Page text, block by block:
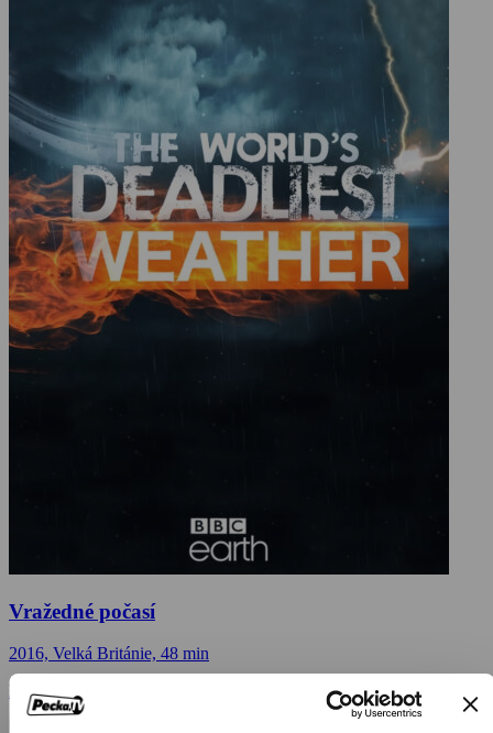
Vražedné počasí
2016, Velká Británie, 48 min
Dokumenty / Přírodovědné dokumenty